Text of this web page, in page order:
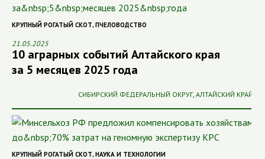
КРУПНЫЙ РОГАТЫЙ СКОТ, ПЧЕЛОВОДСТВО
21.05.2025
10 аграрных событий Алтайского края
за 5 месяцев 2025 года
СИБИРСКИЙ ФЕДЕРАЛЬНЫЙ ОКРУГ, АЛТАЙСКИЙ КРАЙ
КРУПНЫЙ РОГАТЫЙ СКОТ, НАУКА И ТЕХНОЛОГИИ